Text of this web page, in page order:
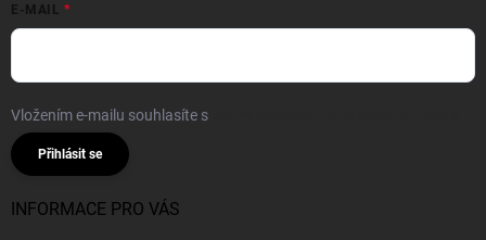
E-MAIL
Vložením e-mailu souhlasíte s
Přihlásit se
INFORMACE PRO VÁS